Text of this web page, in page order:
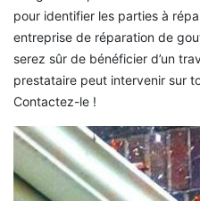
pour identifier les parties à
entreprise de réparation de
serez sûr de bénéficier d’un
prestataire peut intervenir sur
Contactez-le !